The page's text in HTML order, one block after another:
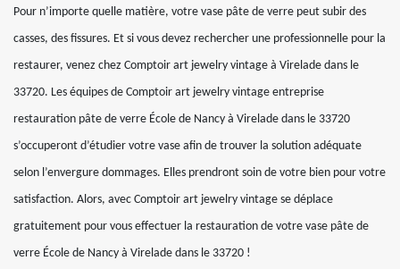
Pour n’importe quelle matière, votre vase pâte de verre peut subir des
casses, des fissures. Et si vous devez rechercher une professionnelle pour la
restaurer, venez chez Comptoir art jewelry vintage à Virelade dans le
33720. Les équipes de Comptoir art jewelry vintage entreprise
restauration pâte de verre École de Nancy à Virelade dans le 33720
s’occuperont d’étudier votre vase afin de trouver la solution adéquate
selon l’envergure dommages. Elles prendront soin de votre bien pour votre
satisfaction. Alors, avec Comptoir art jewelry vintage se déplace
gratuitement pour vous effectuer la restauration de votre vase pâte de
verre École de Nancy à Virelade dans le 33720 !